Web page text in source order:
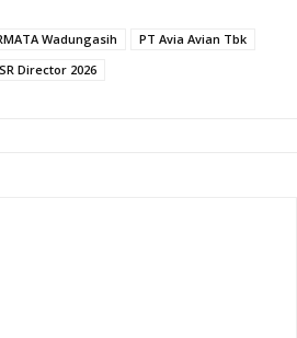
Wadungasih
PT Avia Avian Tbk
Director 2026